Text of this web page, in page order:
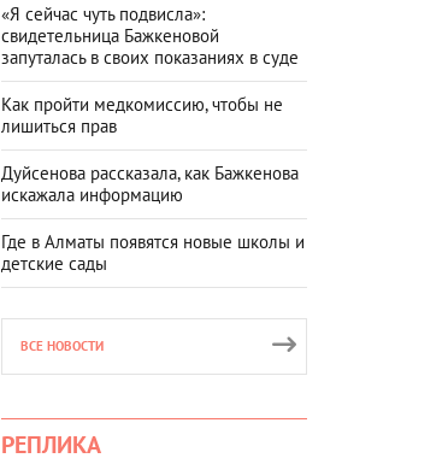
«Я сейчас чуть подвисла»:
свидетельница Бажкеновой
запуталась в своих показаниях в суде
Как пройти медкомиссию, чтобы не
лишиться прав
Дуйсенова рассказала, как Бажкенова
искажала информацию
Где в Алматы появятся новые школы и
детские сады
ВСЕ НОВОСТИ
РЕПЛИКА